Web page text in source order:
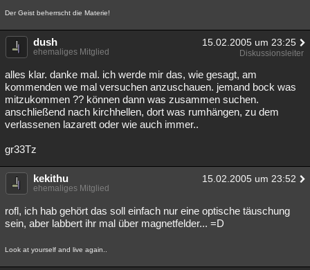
Der Geist beherrscht die Materie!
dush 15.02.2005 um 23:25
ehemaliges Mitglied Diskussionsleiter
alles klar. danke mal. ich werde mir das, wie gesagt, am
kommenden we mal versuchen anzuschauen. jemand bock was
mitzukommen ?? können dann was zusammen suchen.
anschließend nach kirchhellen, dort was rumhängen, zu dem
verlassenen lazarett oder wie auch immer..
gr33Tz
kekithu 15.02.2005 um 23:52
ehemaliges Mitglied
rofl, ich hab gehört das soll einfach nur eine optische täuschung
sein, aber labbert ihr mal über magnetfelder... =D
Look at yourself and live again..